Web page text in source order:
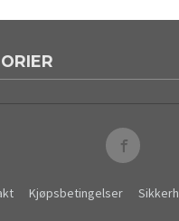
Kjøpsbetingelser